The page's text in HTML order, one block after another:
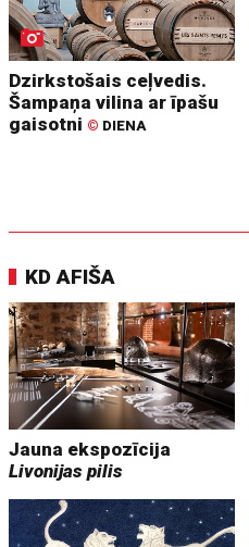
Dzirkstošais ceļvedis.
Šampaņa vilina ar īpašu
gaisotni © DIENA
KD AFIŠA
Jauna ekspozīcija
Livonijas pilis